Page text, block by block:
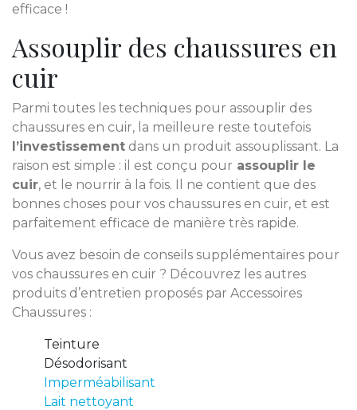
efficace !
Assouplir des chaussures en
cuir
Parmi toutes les techniques pour assouplir des
chaussures en cuir, la meilleure reste toutefois
l’investissement dans un produit assouplissant. La
raison est simple : il est conçu pour assouplir le
cuir, et le nourrir à la fois. Il ne contient que des
bonnes choses pour vos chaussures en cuir, et est
parfaitement efficace de manière très rapide.
Vous avez besoin de conseils supplémentaires pour
vos chaussures en cuir ? Découvrez les autres
produits d’entretien proposés par Accessoires
Chaussures :
Teinture
Désodorisant
Imperméabilisant
Lait nettoyant